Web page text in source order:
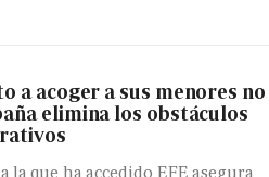
a acoger a sus menores no
elimina los obstáculos
que ha accedido EFE asegura